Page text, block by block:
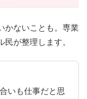
かないことも。専業
が整理します。
いも仕事だと思